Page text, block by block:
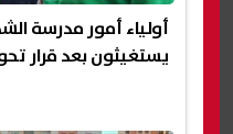
أولياء أمور مدرسة
يستغيثون بعد قرار